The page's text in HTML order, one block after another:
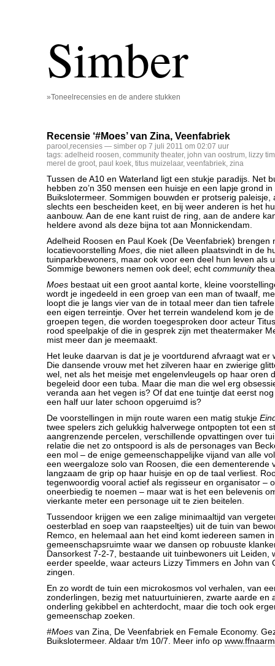
Simber
»Toneelrecensies en de andere stukken
Recensie ‘#Moes’ van Zina, Veenfabriek
parool ,recensies — simber op 7 juli 2011 om 02:07 uur
tags: adelheid roosen, community theater, john van oostrum, lizzy
merel de groot, paul koek, titus muizelaar, veenfabriek, zina
Tussen de A10 en Waterland ligt een stukje paradijs. Net
hebben zo’n 350 mensen een huisje en een lapje grond
Buikslotermeer. Sommigen bouwden er protserig paleisje,
slechts een bescheiden keet, en bij weer anderen is het
aanbouw. Aan de ene kant ruist de ring, aan de andere
heldere avond als deze bijna tot aan Monnickendam.
Adelheid Roosen en Paul Koek (De Veenfabriek) brengen
locatievoorstelling Moes, die niet alleen plaatsvindt in de
tuinparkbewoners, maar ook voor een deel hun leven als
Sommige bewoners nemen ook deel; echt community
Moes bestaat uit een groot aantal korte, kleine
wordt je ingedeeld in een groep van een man of twaalf,
loopt die je langs vier van de in totaal meer dan tien
een eigen terreintje. Over het terrein wandelend kom je
groepen tegen, die worden toegesproken door acteur
rood speelpakje of die in gesprek zijn met theatermaker
mist meer dan je meemaakt.
Het leuke daarvan is dat je je voortdurend afvraagt wat er
Die dansende vrouw met het zilveren haar en zwierige
wel, net als het meisje met engelenvleugels op haar oren
begeleid door een tuba. Maar die man die wel erg
veranda aan het vegen is? Of dat ene tuintje dat eerst
een half uur later schoon opgeruimd is?
De voorstellingen in mijn route waren een matig stukje
twee spelers zich gelukkig halverwege ontpopten tot een
aangrenzende percelen, verschillende opvattingen over
relatie die net zo ontspoord is als de personages van
een mol – de enige gemeenschappelijke vijand van alle
een weergaloze solo van Roosen, die een dementerende
langzaam de grip op haar huisje en op de taal verliest.
tegenwoordig vooral actief als regisseur en organisator –
oneerbiedig te noemen – maar wat is het een belevenis
vierkante meter een personage uit te zien beitelen.
Tussendoor krijgen we een zalige minimaaltijd van
oesterblad en soep van raapsteeltjes) uit de tuin van
Remco, en helemaal aan het eind komt iedereen samen
gemeenschapsruimte waar we dansen op robuuste
Dansorkest 7-2-7, bestaande uit tuinbewoners uit Leiden,
eerder speelde, waar acteurs Lizzy Timmers en John van
zingen.
En zo wordt de tuin een microkosmos vol verhalen, van
zonderlingen, bezig met natuurtuinieren, zwarte aarde en
onderling gekibbel en achterdocht, maar die toch ook
gemeenschap zoeken.
#Moes van Zina, De Veenfabriek en Female Economy.
Buikslotermeer. Aldaar t/m 10/7. Meer info op